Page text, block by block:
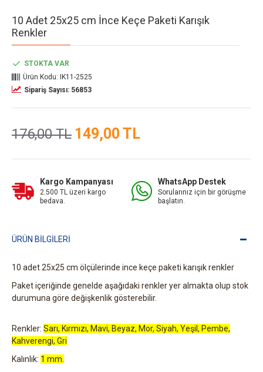
10 Adet 25x25 cm İnce Keçe Paketi Karışık
Renkler
149,00 TL
176,00 TL
STOKTA VAR
Ürün Kodu:
IK11-2525
Sipariş Sayısı: 56853
Kargo Kampanyası
2.500 TL üzeri kargo
bedava.
WhatsApp Destek
Sorularınız için bir görüşme
başlatın.
ÜRÜN BILGILERI
10 adet 25x25 cm ölçülerinde ince keçe paketi karışık renkler
Paket içeriğinde genelde aşağıdaki renkler yer almakta olup stok
durumuna göre değişkenlik gösterebilir.
Renkler: Sarı, Kırmızı, Mavi, Beyaz, Mor, Siyah, Yeşil, Pembe,
Kahverengi, Gri
Kalınlık: 1 mm.